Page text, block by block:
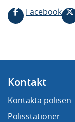
Facebook
Kontakt
Kontakta polisen
Polisstationer